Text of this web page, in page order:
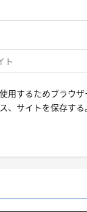
用するためブラウ
、サイトを保存する。